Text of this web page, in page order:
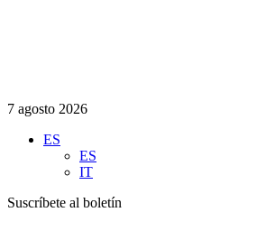
7 agosto 2026
ES
ES
IT
Suscríbete al boletín